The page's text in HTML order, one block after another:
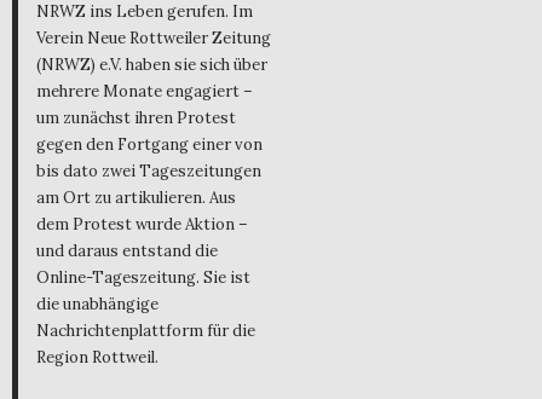
NRWZ ins Leben gerufen. Im
Verein Neue Rottweiler Zeitung
(NRWZ) e.V. haben sie sich über
mehrere Monate engagiert –
um zunächst ihren Protest
gegen den Fortgang einer von
bis dato zwei Tageszeitungen
am Ort zu artikulieren. Aus
dem Protest wurde Aktion –
und daraus entstand die
Online-Tageszeitung. Sie ist
die unabhängige
Nachrichtenplattform für die
Region Rottweil.